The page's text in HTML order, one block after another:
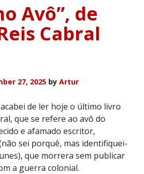
Avô”, de
Cabral
27, 2025 by Artur
de ler hoje o último livro
que se refere ao avô do
e afamado escritor,
sei porquê, mas identifiquei-
que morrera sem publicar
a guerra colonial.